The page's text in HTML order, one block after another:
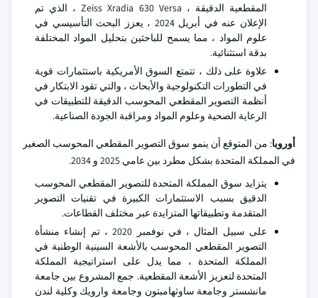
المقطعية الدقيقة ، Zeiss Xradia 630 Versa ، الذي تم
الإعلان عنه في أبريل 2024 ، يعزز البحث التأسيسي في
علوم المواد ، مما يسمح للباحثين بتحليل المواد المختلفة
بدقة استثنائية.
علاوة على ذلك ، تتمتع السوق الأمريكية باستثمارات قوية
في التطورات التكنولوجية والأبحاث ، والتي تقود الابتكار في
أنظمة التصوير المقطعي المحوسب الدقيقة للتطبيقات في
الرعاية الصحية وعلوم المواد ومراقبة الجودة الصناعية.
أوروبا: من المتوقع أن ينمو سوق التصوير المقطعي المحوسب الصغير
في المملكة المتحدة بشكل مطرد بين عامي 2025 و 2034.
يتزايد سوق المملكة المتحدة للتصوير المقطعي المحوسب
الدقيق بسبب الاستثمارات الكبيرة في تقنيات التصوير
المتقدمة وتطبيقاتها المتزايدة عبر مختلف القطاعات.
على سبيل المثال ، في نوفمبر 2020 ، تم إنشاء منشأة
التصوير المقطعي المحوسب بالأشعة السينية الوطنية في
المملكة المتحدة ، مما يدل على استراتيجية المملكة
المتحدة لتعزيز الأشعة المقطعية. جمع المشروع بين جامعة
مانشستر وجامعة ساوثهامبتون وجامعة وارويك وكلية لندن